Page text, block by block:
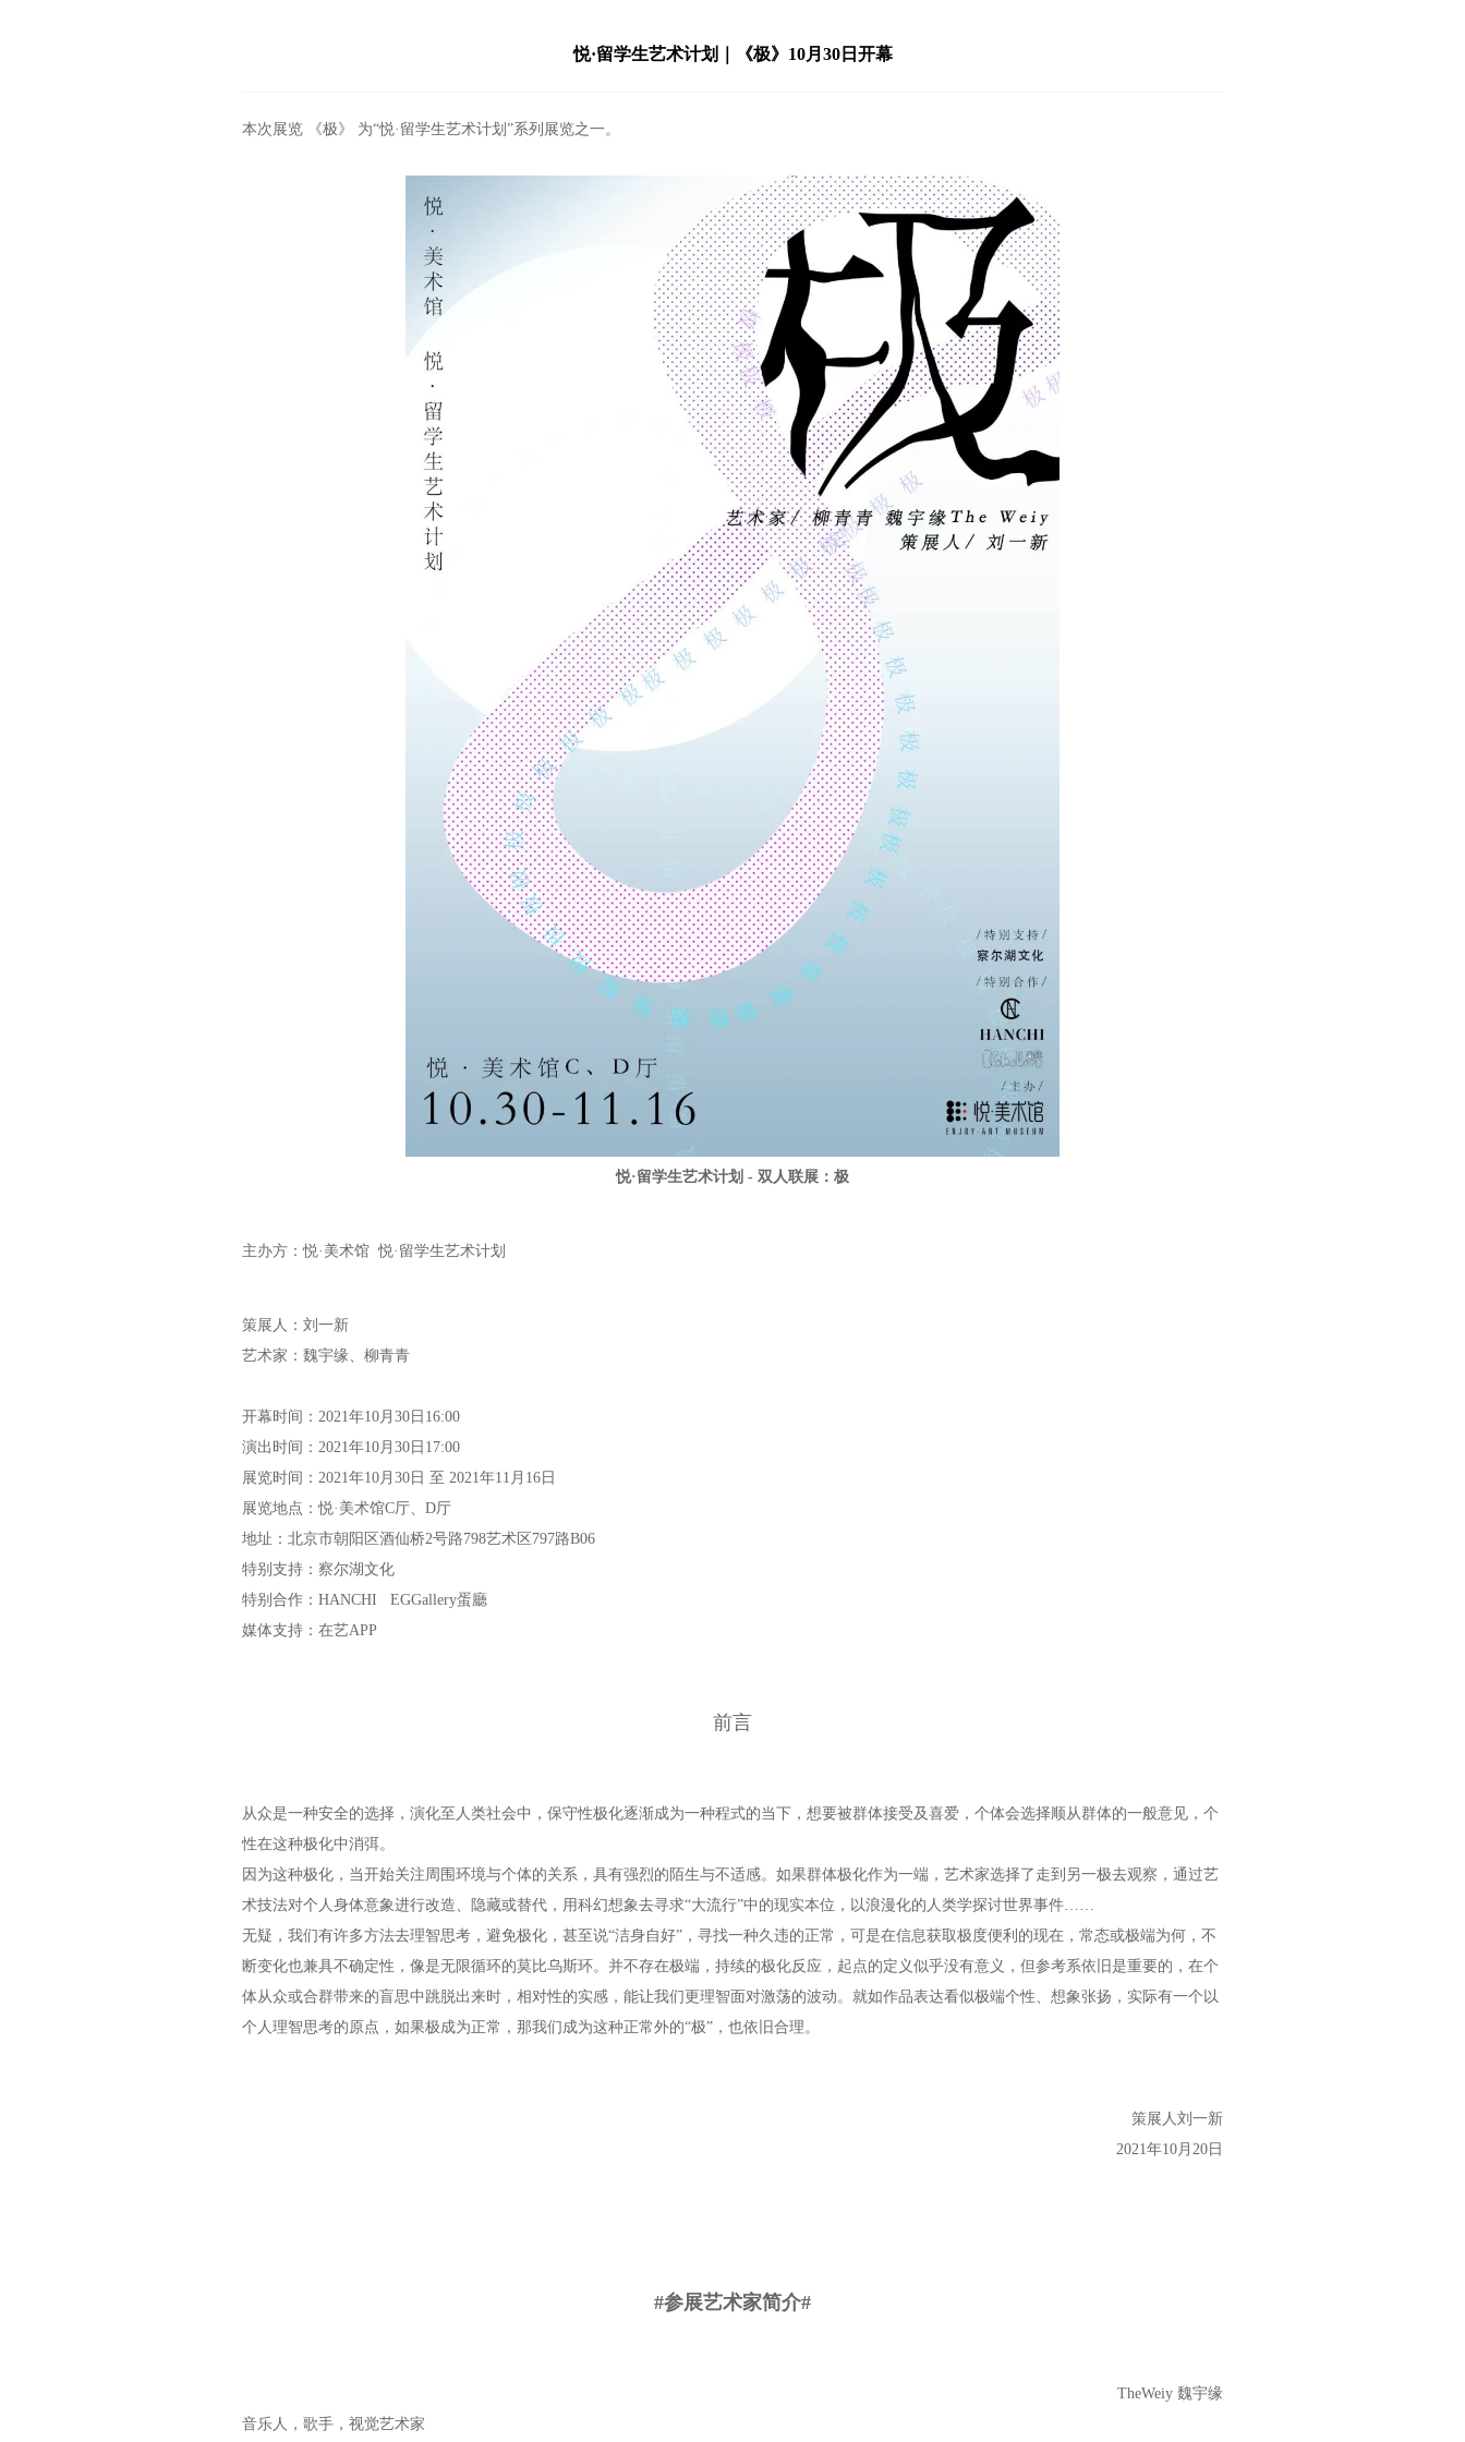
悦·留学生艺术计划｜《极》10月30日开幕
本次展览 《极》 为“悦·留学生艺术计划”系列展览之一。
悦·留学生艺术计划 - 双人联展：极
主办方：悦·美术馆 悦·留学生艺术计划
策展人：刘一新
艺术家：魏宇缘、柳青青
开幕时间：2021年10月30日16:00
演出时间：2021年10月30日17:00
展览时间：2021年10月30日 至 2021年11月16日
展览地点：悦·美术馆C厅、D厅
地址：北京市朝阳区酒仙桥2号路798艺术区797路B06
特别支持：察尔湖文化
特别合作：HANCHI EGGallery蛋廳
媒体支持：在艺APP
前言
从众是一种安全的选择，演化至人类社会中，保守性极化逐渐成为一种程式的当下，想要被群体接受及喜爱，个体会选择顺从群体的一般意见，个
性在这种极化中消弭。
因为这种极化，当开始关注周围环境与个体的关系，具有强烈的陌生与不适感。如果群体极化作为一端，艺术家选择了走到另一极去观察，通过艺
术技法对个人身体意象进行改造、隐藏或替代，用科幻想象去寻求“大流行”中的现实本位，以浪漫化的人类学探讨世界事件……
无疑，我们有许多方法去理智思考，避免极化，甚至说“洁身自好”，寻找一种久违的正常，可是在信息获取极度便利的现在，常态或极端为何，不
断变化也兼具不确定性，像是无限循环的莫比乌斯环。并不存在极端，持续的极化反应，起点的定义似乎没有意义，但参考系依旧是重要的，在个
体从众或合群带来的盲思中跳脱出来时，相对性的实感，能让我们更理智面对激荡的波动。就如作品表达看似极端个性、想象张扬，实际有一个以
个人理智思考的原点，如果极成为正常，那我们成为这种正常外的“极”，也依旧合理。
策展人刘一新
2021年10月20日
#参展艺术家简介#
TheWeiy 魏宇缘
音乐人，歌手，视觉艺术家